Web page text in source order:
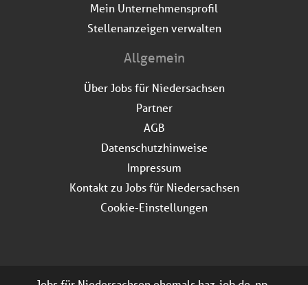
Mein Unternehmensprofil
Stellenanzeigen verwalten
Allgemein
Über Jobs für Niedersachsen
Partner
AGB
Datenschutzhinweise
Impressum
Kontakt zu Jobs für Niedersachsen
Cookie-Einstellungen